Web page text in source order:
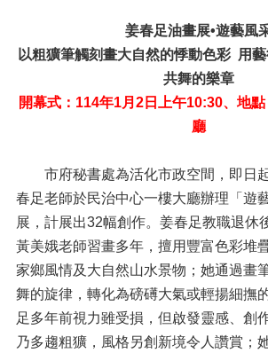
施
計
資
公
開
新
消
息
姜春足油畫展•遊藝風
以粗獷筆觸刻畫大自然的悸動色彩 用
共舞的樂章
開幕式：114年1月2日上午10:30、地
廳
市府秘書處為活化市政空間，即日
春足老師於民治中心一樓大廳辦理「遊
展，計展出32幅創作。姜春足教職退休
黃美娥老師習畫多年，擅用豐富色彩堆
家鄉風情及大自然山水景物；她通過畫
舞的旋律，轉化為磅礡大氣或輕揚細撫
足多年前視力雖受損，但啟發靈感、創
乃多趨粗獷，風格另創新境令人讚賞；